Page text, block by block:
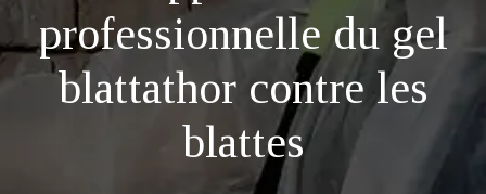
professionnelle du gel
blattathor contre les
blattes